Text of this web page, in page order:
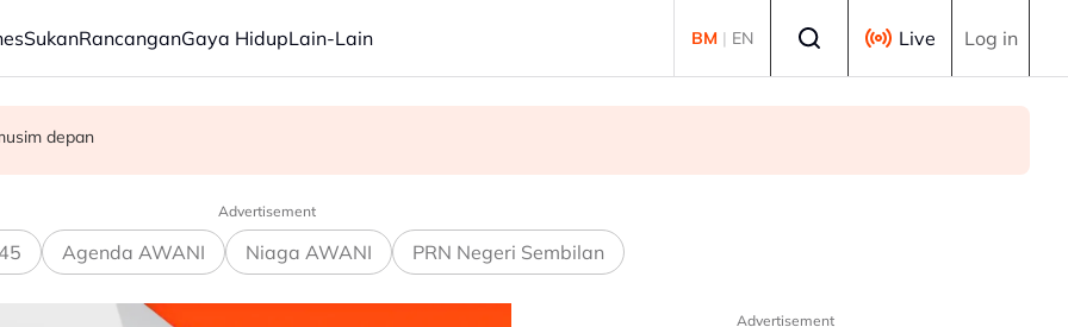
SukanRancanganGaya HidupLain-Lain BM | EN Live Log in
peluru berpandu di Selat Hormuz
depan
Advertisement
Agenda AWANI Niaga AWANI PRN Negeri Sembilan
Advertisement